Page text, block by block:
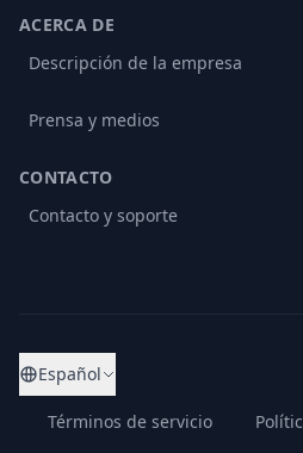
ACERCA DE
Descripción de la empresa
Prensa y medios
CONTACTO
Contacto y soporte
Español
Términos de servicio